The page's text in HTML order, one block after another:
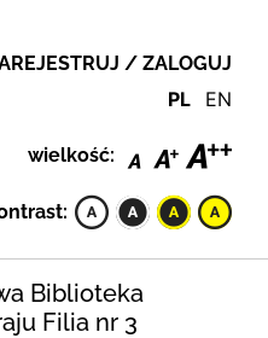
/ ZALOGUJ
PL EN
wielkość:
Biblioteka
Filia nr 3